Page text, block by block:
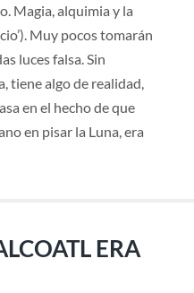
Magia, alquimia y la
Muy pocos tomarán
luces falsa. Sin
tiene algo de realidad,
en el hecho de que
en pisar la Luna, era
ERA